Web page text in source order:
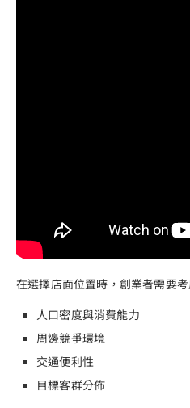
在選擇店面位置時，創業者需要考
人口密度與消費能力
周邊競爭環境
交通便利性
目標客群分佈